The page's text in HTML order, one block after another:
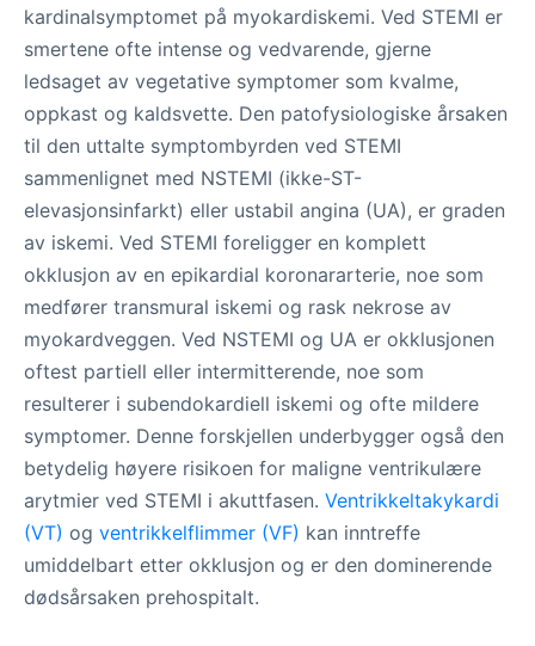
kardinalsymptomet på myokardiskemi. Ved STEMI er
smertene ofte intense og vedvarende, gjerne
ledsaget av vegetative symptomer som kvalme,
oppkast og kaldsvette. Den patofysiologiske årsaken
til den uttalte symptombyrden ved STEMI
sammenlignet med NSTEMI (ikke-ST-
elevasjonsinfarkt) eller ustabil angina (UA), er graden
av iskemi. Ved STEMI foreligger en komplett
okklusjon av en epikardial koronararterie, noe som
medfører transmural iskemi og rask nekrose av
myokardveggen. Ved NSTEMI og UA er okklusjonen
oftest partiell eller intermitterende, noe som
resulterer i subendokardiell iskemi og ofte mildere
symptomer. Denne forskjellen underbygger også den
betydelig høyere risikoen for maligne ventrikulære
arytmier ved STEMI i akuttfasen. Ventrikkeltakykardi
(VT) og ventrikkelflimmer (VF) kan inntreffe
umiddelbart etter okklusjon og er den dominerende
dødsårsaken prehospitalt.